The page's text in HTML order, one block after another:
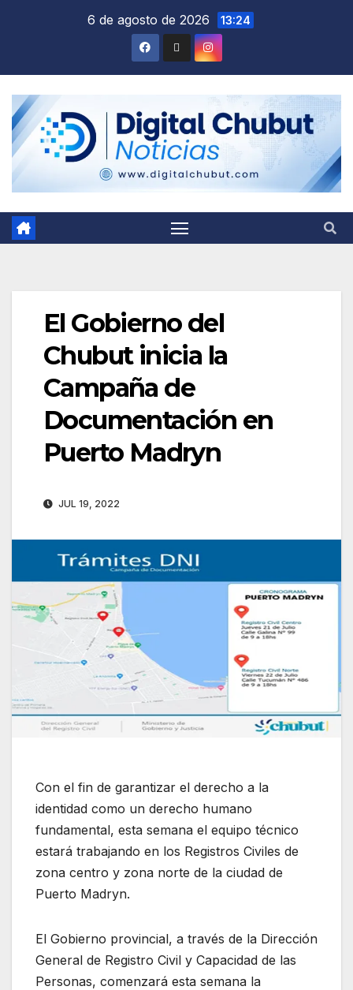
6 de agosto de 2026 13:24
El Gobierno del
Chubut inicia la
Campaña de
Documentación en
Puerto Madryn
JUL 19, 2022
Con el fin de garantizar el derecho a la
identidad como un derecho humano
fundamental, esta semana el equipo técnico
estará trabajando en los Registros Civiles de
zona centro y zona norte de la ciudad de
Puerto Madryn.
El Gobierno provincial, a través de la Dirección
General de Registro Civil y Capacidad de las
Personas, comenzará esta semana la